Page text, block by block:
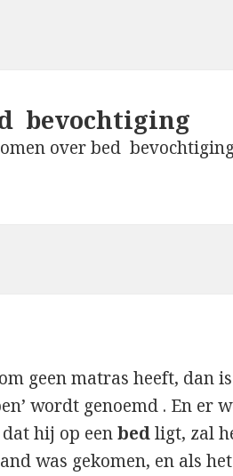
bevochtiging
over bed
geen matras heeft, dan
wordt genoemd . En er
dat hij op eenbedligt, zal
was gekomen, en als